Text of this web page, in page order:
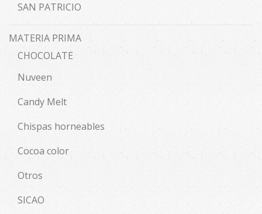
SAN PATRICIO
MATERIA PRIMA
CHOCOLATE
Nuveen
Candy Melt
Chispas horneables
Cocoa color
Otros
SICAO